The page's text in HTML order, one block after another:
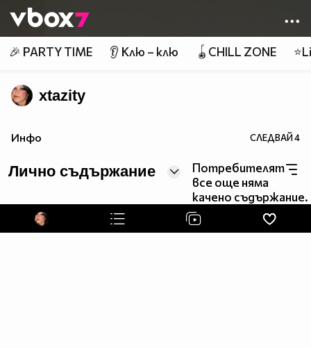
👾
🎉 PARTY TIME 👂 Клю – клю 🪀CHILL ZONE
xtazity
Инфо СЛЕДВАЙ4
Лично съдържание
Потребителят
все още няма
качено съдържание.